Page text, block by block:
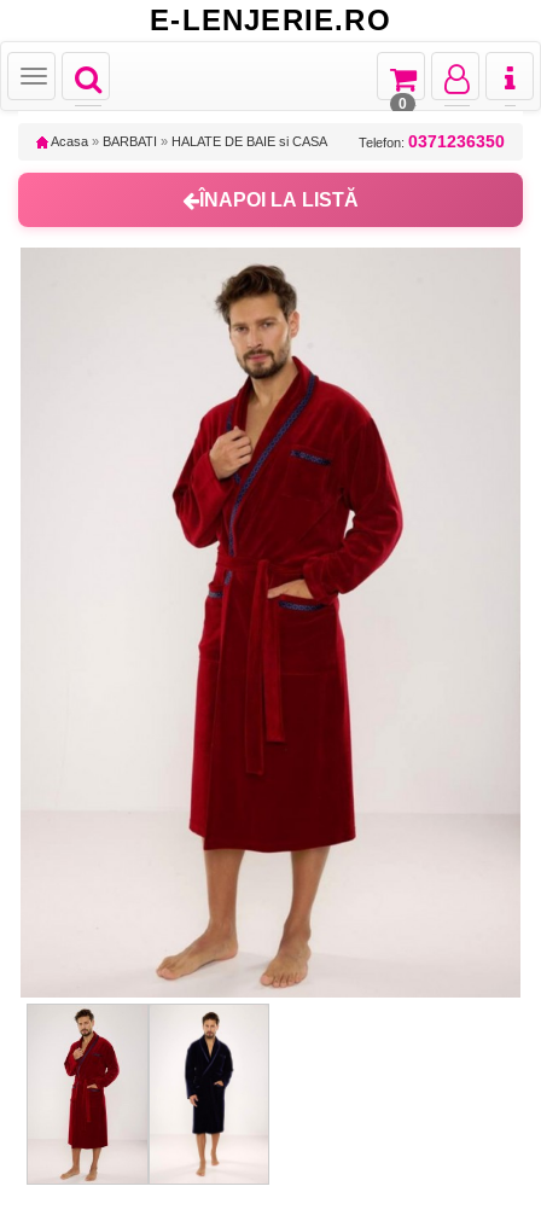
E-LENJERIE.RO
Toggle
navigation
Toggle
Toggle
navigation
Toggle
navigation
Toggle
navigation
0
Acasa » BARBATI » HALATE DE BAIE si CASA Telefon: 0371236350
ÎNAPOI LA LISTĂ